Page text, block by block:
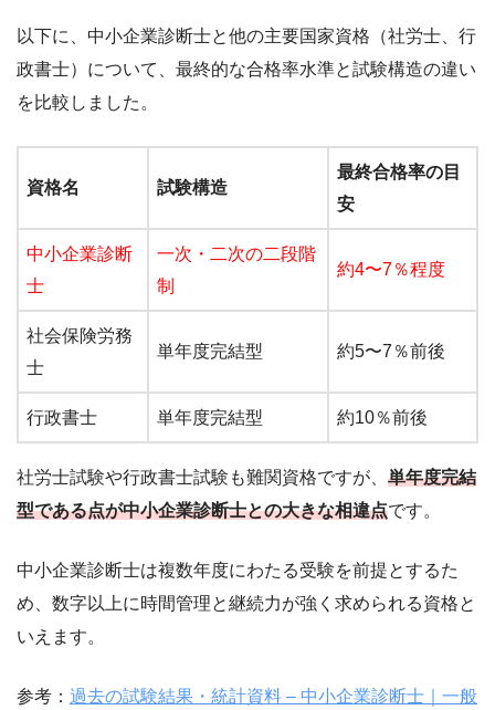
以下に、中小企業診断士と他の主要国家資格（社労士、行
政書士）について、最終的な合格率水準と試験構造の違い
を比較しました。
資格名 試験構造
最終合格率の目
安
中小企業診断
士
一次・二次の二段階
制
約4〜7％程度
社会保険労務
士
単年度完結型 約5〜7％前後
行政書士 単年度完結型 約10％前後
社労士試験や行政書士試験も難関資格ですが、 単年度完結
型である点が中小企業診断士との大きな相違点です。
中小企業診断士は複数年度にわたる受験を前提とするた
め、数字以上に時間管理と継続力が強く求められる資格と
いえます。
参考： 過去の試験結果・統計資料 – 中小企業診断士｜一般